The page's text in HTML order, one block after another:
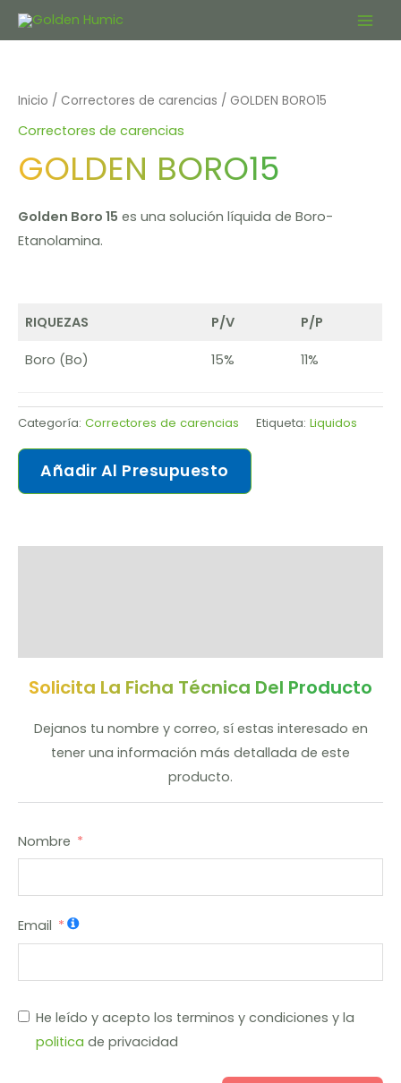
Main
Inicio / Correctores de carencias / GOLDEN BORO15
Correctores de carencias
GOLDEN BORO15
Golden Boro 15 es una solución líquida de Boro-
Etanolamina.
RIQUEZAS P/V P/P
Boro (Bo) 15% 11%
Categoría: Correctores de carencias Etiqueta: Liquidos
Añadir Al Presupuesto
Solicita La Ficha Técnica Del Producto
Dejanos tu nombre y correo, sí estas interesado en
tener una información más detallada de este
producto.
Nombre
Email
He leído y acepto los terminos y condiciones y la
politica de privacidad